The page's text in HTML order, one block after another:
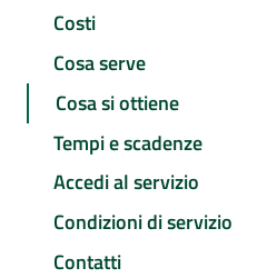
Costi
Cosa serve
Cosa si ottiene
Tempi e scadenze
Accedi al servizio
Condizioni di servizio
Contatti